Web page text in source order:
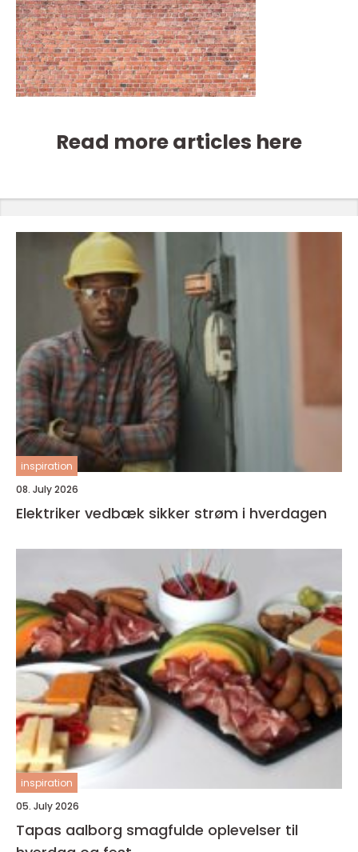
Read more articles here
inspiration
08. July 2026
Elektriker vedbæk sikker strøm i hverdagen
inspiration
05. July 2026
Tapas aalborg smagfulde oplevelser til